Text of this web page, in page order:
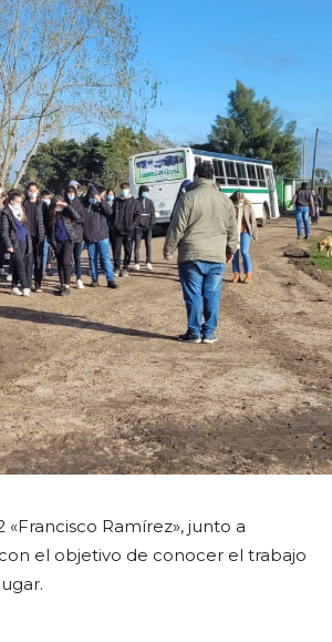
Ramírez», junto a
el objetivo de conocer el trabajo